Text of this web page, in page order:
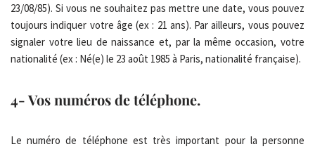
23/08/85). Si vous ne souhaitez pas mettre une date, vous pouvez
toujours indiquer votre âge (ex : 21 ans). Par ailleurs, vous pouvez
signaler votre lieu de naissance et, par la même occasion, votre
nationalité (ex : Né(e) le 23 août 1985 à Paris, nationalité française).
4- Vos numéros de téléphone.
Le numéro de téléphone est très important pour la personne